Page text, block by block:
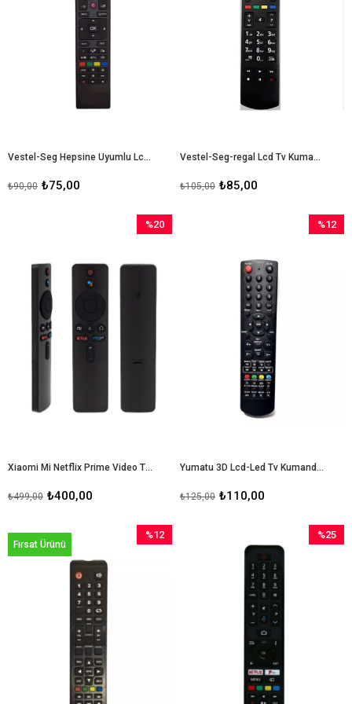
Vestel-Seg Hepsine Uyumlu Lcd Kumandası
₺75,00
₺90,00
Vestel-Seg-regal Lcd Tv Kumandası
₺85,00
₺105,00
Xiaomi Mi Netflix Prime Video Tuşlu Bluetoothlu Lcd-Led Tv Kumandası
₺400,00
₺499,00
%20
%20İndirim
Yumatu 3D Lcd-Led Tv Kumandası
₺110,00
₺125,00
%12
%12
Fırsat Ürünü
%25